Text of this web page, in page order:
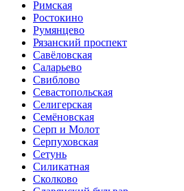
Римская
Ростокино
Румянцево
Рязанский проспект
Савёловская
Саларьево
Свиблово
Севастопольская
Селигерская
Семёновская
Серп и Молот
Серпуховская
Сетунь
Силикатная
Сколково